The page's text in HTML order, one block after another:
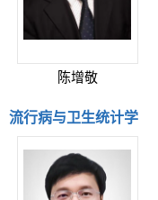
陈增敬
流行病与卫生统计学